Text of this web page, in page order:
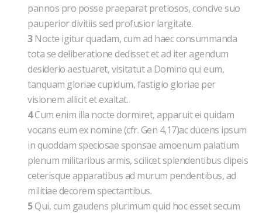
pannos pro posse praeparat pretiosos, concive suo
pauperior divitiis sed profusior largitate.
3Nocte igitur quadam, cum ad haec consummanda
tota se deliberatione dedisset et ad iter agendum
desiderio aestuaret, visitatut a Domino qui eum,
tanquam gloriae cupidum, fastigio gloriae per
visionem allicit et exaltat.
4Cum enim illa nocte dormiret, apparuit ei quidam
vocans eum ex nomine (cfr. Gen 4,17)ac ducens ipsum
in quoddam speciosae sponsae amoenum palatium
plenum militaribus armis, scilicet splendentibus clipeis
ceterisque apparatibus ad murum pendentibus, ad
militiae decorem spectantibus.
5Qui, cum gaudens plurimum quid hoc esset secum